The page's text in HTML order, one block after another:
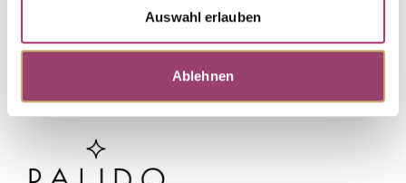
Auswahl erlauben
Ablehnen